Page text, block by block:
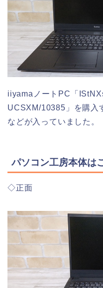
iiyamaノートPC「
UCSXM/10385」を購入
などが入っていました。
パソコン工房本体は
◇正面